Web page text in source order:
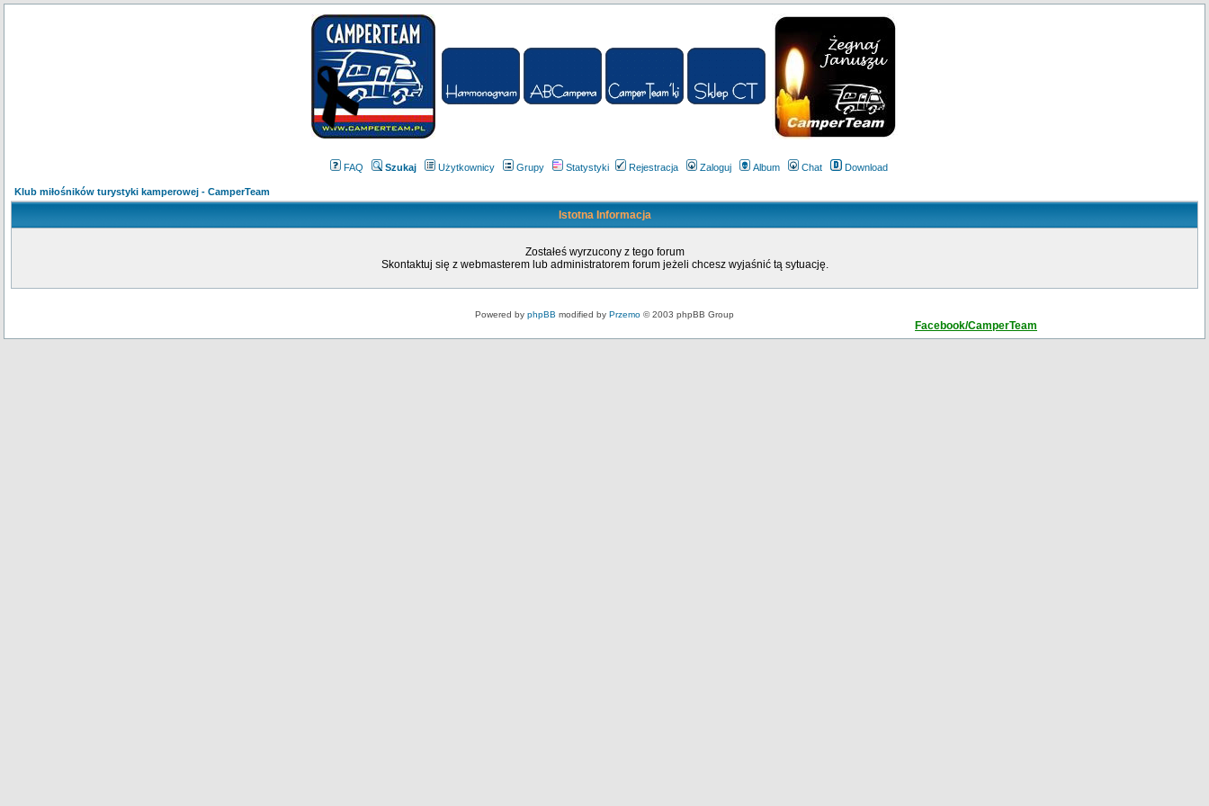
FAQ Szukaj Użytkownicy Grupy Statystyki Rejestracja Zaloguj Album Chat Download
Klub miłośników turystyki kamperowej - CamperTeam
Istotna Informacja
Zostałeś wyrzucony z tego forum
Skontaktuj się z webmasterem lub administratorem forum jeżeli chcesz wyjaśnić tą sytuację.
Powered by phpBB modified by Przemo © 2003 phpBB Group
Facebook/CamperTeam